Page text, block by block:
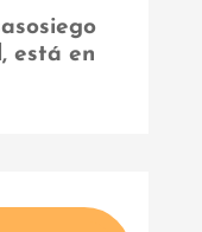
está en